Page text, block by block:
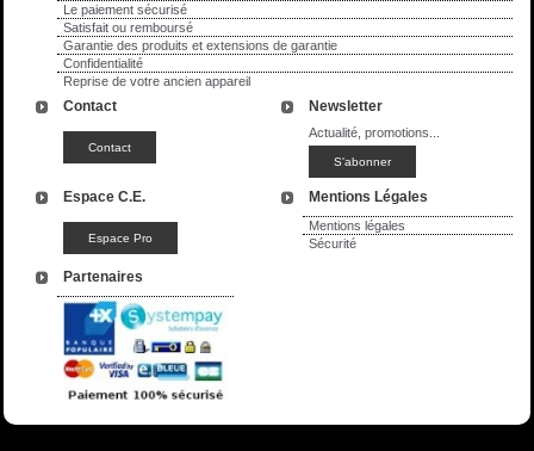
Le paiement sécurisé
Satisfait ou remboursé
Garantie des produits et extensions de garantie
Confidentialité
Reprise de votre ancien appareil
Contact Newsletter
Actualité, promotions...
Espace C.E. Mentions Légales
Mentions légales
Sécurité
Partenaires